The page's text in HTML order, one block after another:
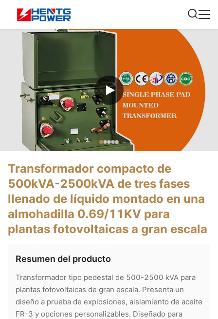
Transformador compacto de
500kVA-2500kVA de tres fases
llenado de líquido montado en una
almohadilla 0.69/11KV para
plantas fotovoltaicas a gran escala
Resumen del producto
Transformador tipo pedestal de 500-2500 kVA para
plantas fotovoltaicas de gran escala. Presenta un
diseño a prueba de explosiones, aislamiento de aceite
FR-3 y opciones personalizables. Diseñado para